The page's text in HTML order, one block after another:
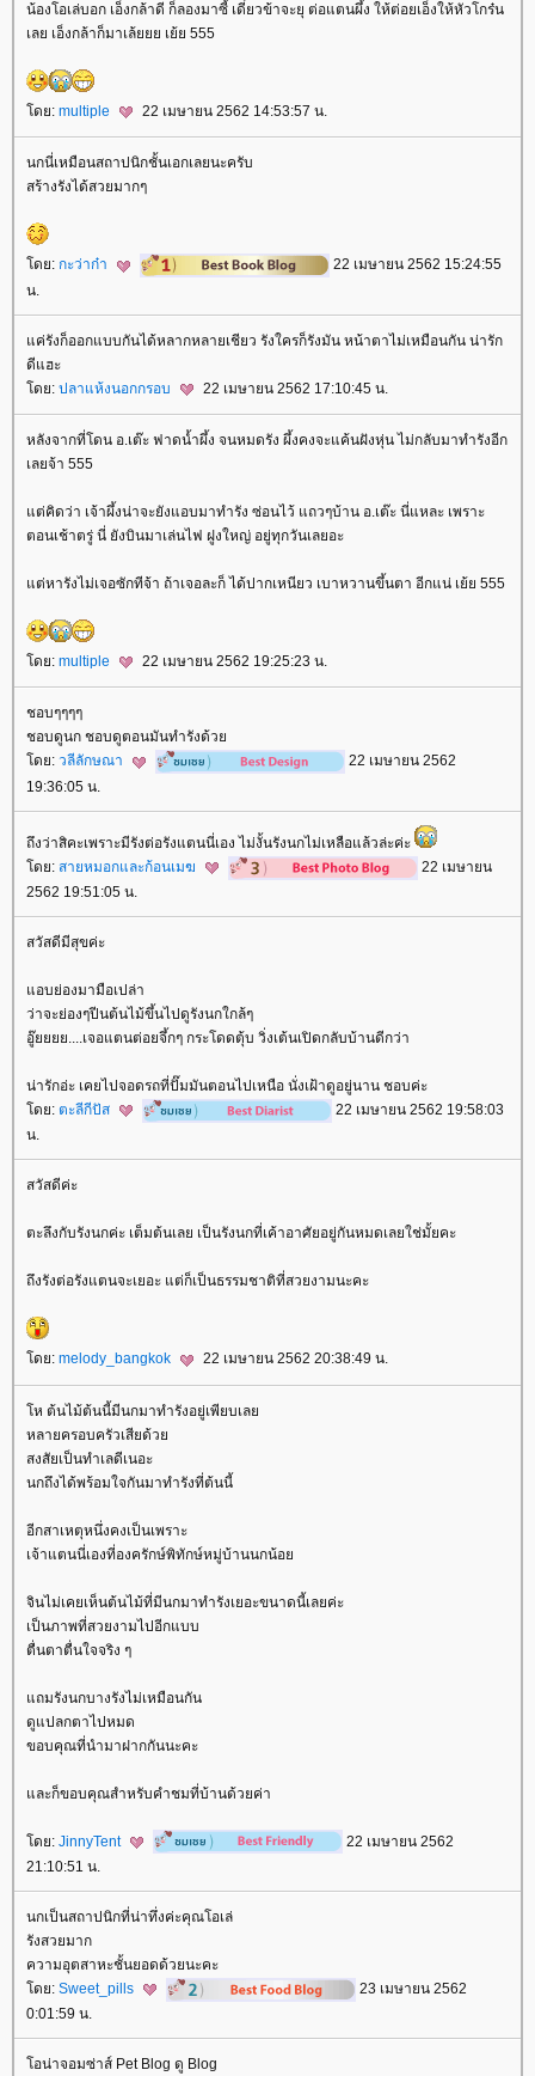
น้องโอเล่บอก เอ็งกล้าดี ก็ลองมาซี้ เดี๋ยวข้าจะยุ ต่อแตนผึ้ง ให้ต่อยเอ็งให้หัวโกร๋น
เลย เอ็งกล้าก็มาเล้ยยย เย้ย 555
ดย: multiple 22 เมษายน 2562 14:53:57 น.
นกนี่เหมือนสถาปนิกชั้นเอกเลยนะครับ
สร้างรังได้สวยมากๆ
ดย: กะว่าก๋า
22 เมษายน 2562 15:24:55
น.
ค่รังก็ออกแบบกันได้หลากหลายเชียว รังใครก็รังมัน หน้าตาไม่เหมือนกัน น่ารัก
ดีแฮะ
ดย: ปลาแห้งนอกกรอบ 22 เมษายน 2562 17:10:45 น.
หลังจากที่โดน อ.เต๊ะ ฟาดน้ำผึ้ง จนหมดรัง ผึ้งคงจะแค้นฝังหุ่น ไม่กลับมาทำรังอีก
เลยจ้า 555
ต่คิดว่า เจ้าผึ้งน่าจะยังแอบมาทำรัง ซ่อนไว้ แถวๆบ้าน อ.เต๊ะ นี่แหละ เพราะ
ตอนเช้าตรู่ นี่ ยังบินมาเล่นไฟ ฝูงใหญ่ อยู่ทุกวันเลยอะ
ต่หารังไม่เจอซักทีจ้า ถ้าเจอละก็ ได้ปากเหนียว เบาหวานขึ้นตา อีกแน่ เย้ย 555
ดย: multiple 22 เมษายน 2562 19:25:23 น.
ชอบๆๆๆๆ
ชอบดูนก ชอบดูตอนมันทำรังด้ว
ดย: วลีลักษณา
22 เมษายน 2562
19:36:05 น.
ถึงว่าสิคะเพราะมีรังต่อรังแตนนี่เอง ไม่งั้นรังนกไม่เหลือแล้วล่ะค่ะ
ดย: สายหมอกและก้อนเมฆ
22 เมษายน
2562 19:51:05 น.
สวัสดีมีสุขค่ะ
อบย่องมามือเปล่า
ว่าจะย่องๆปีนต้นไม้ขึ้นไปดูรังนกใกล้ๆ
อู๊ยยยย....เจอแตนต่อยจึ้กๆ กระโดดตุ้บ วิ่งเต้นเปิดกลับบ้านดีกว่า
น่ารักอ่ะ เคยไปจอดรถที่ปั๊มมันตอนไปเหนือ นั่งเฝ้าดูอยู่นาน ชอบค่ะ
ดย: ตะลีกีปัส
22 เมษายน 2562 19:58:03
น.
สวัสดีค่ะ
ตะลึงกับรังนกค่ะ เต็มต้นเลย เป็นรังนกที่เค้าอาศัยอยู่กันหมดเลยใช่มั้ยคะ
ถึงรังต่อรังแตนจะเยอะ แต่ก็เป็นธรรมชาติที่สวยงามนะคะ
ดย: melody_bangkok 22 เมษายน 2562 20:38:49 น.
ห ต้นไม้ต้นนี้มีนกมาทำรังอยู่เพียบเล
หลายครอบครัวเสียด้ว
สงสัยเป็นทำเลดีเนอะ
นกถึงได้พร้อมใจกันมาทำรังที่ต้นนี้
อีกสาเหตุหนึ่งคงเป็นเพราะ
เจ้าแตนนี่เองที่องครักษ์พิทักษ์หมู่บ้านนกน้อ
จินไม่เคยเห็นต้นไม้ที่มีนกมาทำรังเยอะขนาดนี้เลยค่ะ
เป็นภาพที่สวยงามไปอีกแบบ
ตื่นตาตื่นใจจริง ๆ
ถมรังนกบางรังไม่เหมือนกัน
ดูแปลกตาไปหมด
ขอบคุณที่นำมาฝากกันนะคะ
ละก็ขอบคุณสำหรับคำชมที่บ้านด้วยค่า
ดย: JinnyTent
22 เมษายน 2562
21:10:51 น.
นกเป็นสถาปนิกที่น่าทึ่งค่ะคุณโอเล่
รังสวยมาก
ความอุตสาหะชั้นยอดด้วยนะคะ
ดย: Sweet_pills
23 เมษายน 2562
0:01:59 น.
อน่าจอมซ่าส์ Pet Blog ดู Blog